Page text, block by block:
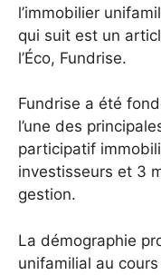
l’immobilier
qui suit est un
l’Éco, Fundrise.
Fundrise a été
l’une des
participatif
investisseurs et 3
gestion.
La démographie
unifamilial au